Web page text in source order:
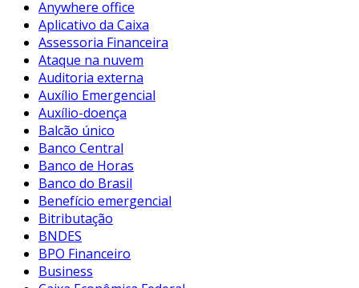
Anywhere office
Aplicativo da Caixa
Assessoria Financeira
Ataque na nuvem
Auditoria externa
Auxílio Emergencial
Auxílio-doença
Balcão único
Banco Central
Banco de Horas
Banco do Brasil
Benefício emergencial
Bitributação
BNDES
BPO Financeiro
Business